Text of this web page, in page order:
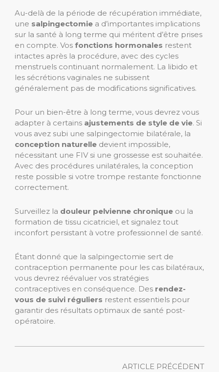
Au-delà de la période de récupération immédiate,
une salpingectomie a d’importantes implications
sur la santé à long terme qui méritent d’être prises
en compte. Vos fonctions hormonales restent
intactes après la procédure, avec des cycles
menstruels continuant normalement. La libido et
les sécrétions vaginales ne subissent
généralement pas de modifications significatives.
Pour un bien-être à long terme, vous devrez vous
adapter à certains ajustements de style de vie. Si
vous avez subi une salpingectomie bilatérale, la
conception naturelle devient impossible,
nécessitant une FIV si une grossesse est souhaitée.
Avec des procédures unilatérales, la conception
reste possible si votre trompe restante fonctionne
correctement.
Surveillez la douleur pelvienne chronique ou la
formation de tissu cicatriciel, et signalez tout
inconfort persistant à votre professionnel de santé.
Étant donné que la salpingectomie sert de
contraception permanente pour les cas bilatéraux,
vous devrez réévaluer vos stratégies
contraceptives en conséquence. Des rendez-
vous de suivi réguliers restent essentiels pour
garantir des résultats optimaux de santé post-
opératoire.
ARTICLE PRÉCÉDENT